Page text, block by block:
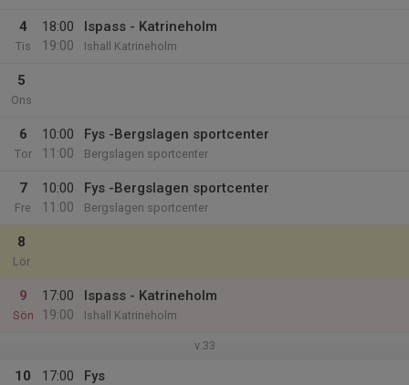
4
Tis
18:00
19:00
Ispass - Katrineholm
Ishall Katrineholm
5
Ons
6
Tor
10:00
11:00
Fys -Bergslagen sportcenter
Bergslagen sportcenter
7
Fre
10:00
11:00
Fys -Bergslagen sportcenter
Bergslagen sportcenter
8
Lör
9
Sön
17:00
19:00
Ispass - Katrineholm
Ishall Katrineholm
v.33
10
17:00
Fys